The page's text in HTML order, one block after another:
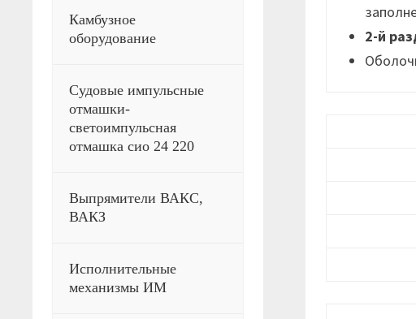
2-й
Камбузное
оборудование
Судовые импульсные
отмашки-
светоимпульсная
отмашка сио 24 220
Выпрямители ВАКС,
ВАКЗ
Исполнительные
механизмы ИМ